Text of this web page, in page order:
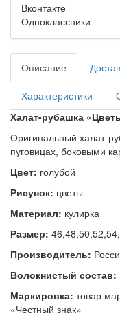
Вконтакте
Одноклассники
Описание
Характеристики
Халат-рубашка
Оригинальный халат-
пуговицах, боковыми
Цвет: голубой
Рисунок: цветы
Материал: кулирка
Размер:
Производитель:
Волокнистый состав:
Маркировка: товар
«Честный знак»